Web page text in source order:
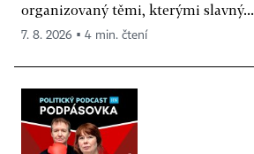
organizovaný těmi, kterými slavný...
7. 8. 2026 ▪ 4 min. čtení